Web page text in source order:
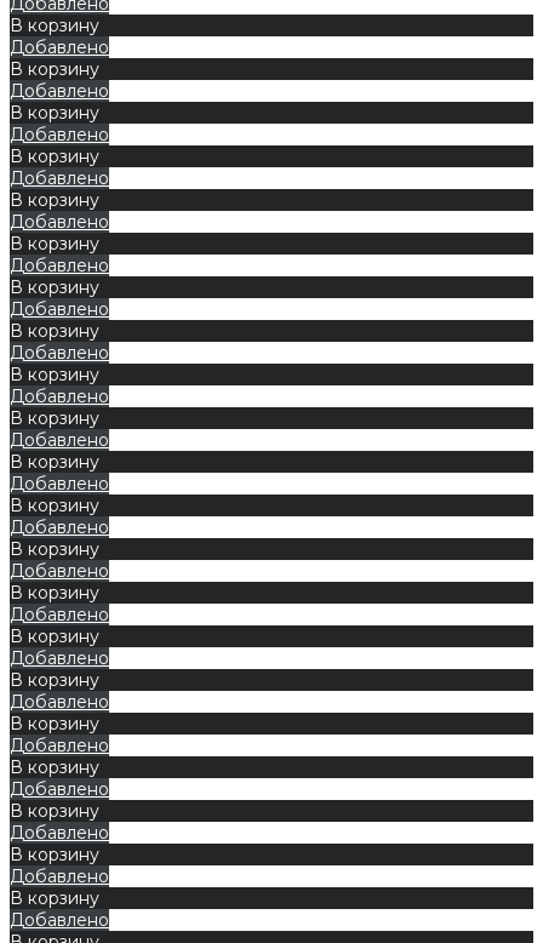
В корзину
Добавлено
В корзину
Добавлено
В корзину
Добавлено
В корзину
Добавлено
В корзину
Добавлено
В корзину
Добавлено
В корзину
Добавлено
В корзину
Добавлено
В корзину
Добавлено
В корзину
Добавлено
В корзину
Добавлено
В корзину
Добавлено
В корзину
Добавлено
В корзину
Добавлено
В корзину
Добавлено
В корзину
Добавлено
В корзину
Добавлено
В корзину
Добавлено
В корзину
Добавлено
В корзину
Добавлено
В корзину
Добавлено